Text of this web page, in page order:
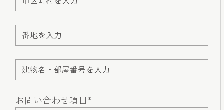
お問い合わせ項目*